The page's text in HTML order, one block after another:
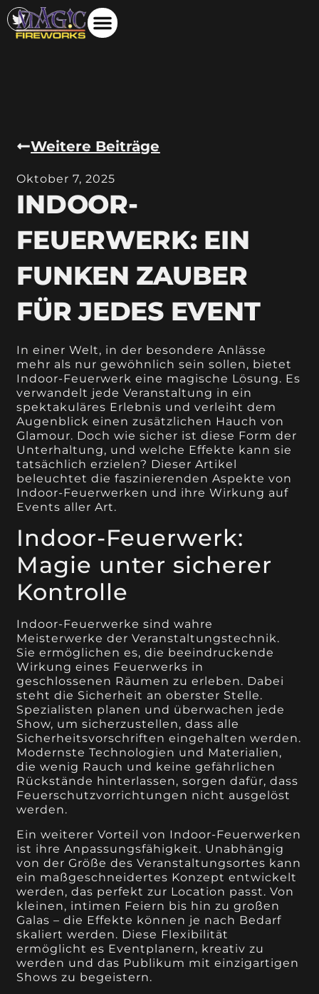
Weitere Beiträge
Oktober 7, 2025
INDOOR-
FEUERWERK: EIN
FUNKEN ZAUBER
FÜR JEDES EVENT
In einer Welt, in der besondere Anlässe
mehr als nur gewöhnlich sein sollen, bietet
Indoor-Feuerwerk eine magische Lösung. Es
verwandelt jede Veranstaltung in ein
spektakuläres Erlebnis und verleiht dem
Augenblick einen zusätzlichen Hauch von
Glamour. Doch wie sicher ist diese Form der
Unterhaltung, und welche Effekte kann sie
tatsächlich erzielen? Dieser Artikel
beleuchtet die faszinierenden Aspekte von
Indoor-Feuerwerken und ihre Wirkung auf
Events aller Art.
Indoor-Feuerwerk:
Magie unter sicherer
Kontrolle
Indoor-Feuerwerke sind wahre
Meisterwerke der Veranstaltungstechnik.
Sie ermöglichen es, die beeindruckende
Wirkung eines Feuerwerks in
geschlossenen Räumen zu erleben. Dabei
steht die Sicherheit an oberster Stelle.
Spezialisten planen und überwachen jede
Show, um sicherzustellen, dass alle
Sicherheitsvorschriften eingehalten werden.
Modernste Technologien und Materialien,
die wenig Rauch und keine gefährlichen
Rückstände hinterlassen, sorgen dafür, dass
Feuerschutzvorrichtungen nicht ausgelöst
werden.
Ein weiterer Vorteil von Indoor-Feuerwerken
ist ihre Anpassungsfähigkeit. Unabhängig
von der Größe des Veranstaltungsortes kann
ein maßgeschneidertes Konzept entwickelt
werden, das perfekt zur Location passt. Von
kleinen, intimen Feiern bis hin zu großen
Galas – die Effekte können je nach Bedarf
skaliert werden. Diese Flexibilität
ermöglicht es Eventplanern, kreativ zu
werden und das Publikum mit einzigartigen
Shows zu begeistern.